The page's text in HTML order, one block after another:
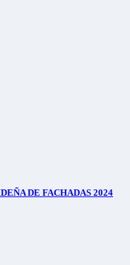
DE FACHADAS 2024